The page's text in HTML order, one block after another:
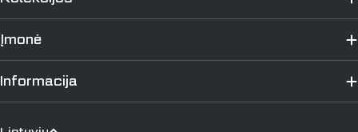
Įmonė
Informacija